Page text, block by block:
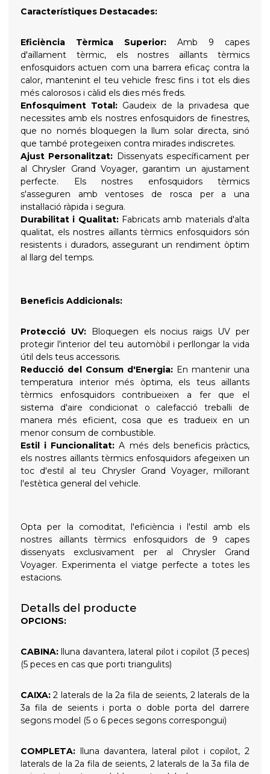
Característiques Destacades:
Eficiència Tèrmica Superior: Amb 9 capes
d'aïllament tèrmic, els nostres aïllants tèrmics
enfosquidors actuen com una barrera eficaç contra la
calor, mantenint el teu vehicle fresc fins i tot els dies
més calorosos i càlid els dies més freds.
Enfosquiment Total: Gaudeix de la privadesa que
necessites amb els nostres enfosquidors de finestres,
que no només bloquegen la llum solar directa, sinó
que també protegeixen contra mirades indiscretes.
Ajust Personalitzat: Dissenyats específicament per
al Chrysler Grand Voyager, garantim un ajustament
perfecte. Els nostres enfosquidors tèrmics
s'asseguren amb ventoses de rosca per a una
instal·lació ràpida i segura.
Durabilitat i Qualitat:Fabricats amb materials d'alta
qualitat, els nostres aïllants tèrmics enfosquidors són
resistents i duradors, assegurant un rendiment òptim
al llarg del temps.
Beneficis Addicionals:
Protecció UV:Bloquegen els nocius raigs UV per
protegir l'interior del teu automòbil i perllongar la vida
útil dels teus accessoris.
Reducció del Consum d'Energia: En mantenir una
temperatura interior més òptima, els teus aïllants
tèrmics enfosquidors contribueixen a fer que el
sistema d'aire condicionat o calefacció treballi de
manera més eficient, cosa que es tradueix en un
menor consum de combustible.
Estil i Funcionalitat: A més dels beneficis pràctics,
els nostres aïllants tèrmics enfosquidors afegeixen un
toc d'estil al teu Chrysler Grand Voyager, millorant
l'estètica general del vehicle.
Opta per la comoditat, l'eficiència i l'estil amb els
nostres aïllants tèrmics enfosquidors de 9 capes
dissenyats exclusivament per al Chrysler Grand
Voyager. Experimenta el viatge perfecte a totes les
estacions.
Detalls del producte
OPCIONS:
CABINA: lluna davantera, lateral pilot i copilot (3 peces)
(5 peces en cas que porti triangulits)
CAIXA: 2 laterals de la 2a fila de seients, 2 laterals de la
3a fila de seients i porta o doble porta del darrere
segons model (5 o 6 peces segons correspongui)
COMPLETA: lluna davantera, lateral pilot i copilot, 2
laterals de la 2a fila de seients, 2 laterals de la 3a fila de